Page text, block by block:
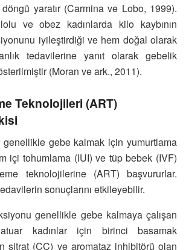
döngü yaratır (Carmina ve Lobo, 1999).
ve obez kadınlarda kilo kaybının
iyileştirdiği ve hem doğal olarak
tedavilerine yanıt olarak gebelik
(Moran ve ark., 2011).
Teknolojileri (ART)
genellikle gebe kalmak için yumurtlama
içi tohumlama (IUI) ve tüp bebek (IVF)
teknolojilerine (ART) başvururlar.
sonuçlarını etkileyebilir.
genellikle gebe kalmaya çalışan
kadınlar için birinci basamak
sitrat (CC) ve aromataz inhibitörü olan